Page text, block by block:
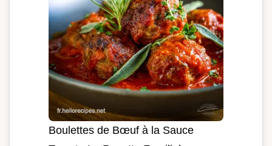
Boulettes de Bœuf à la Sauce